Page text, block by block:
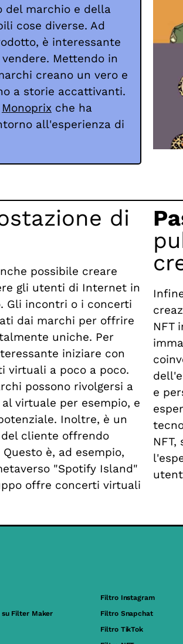
del marchio e della
cose diverse. Ad
è interessante
Mettendo in
creano un vero e
a storie accattivanti.
Monoprix che ha
all'esperienza di
di
possibile creare
gli utenti di Internet in
Gli incontri o i concerti
dai marchi per offrire
uniche. Per
iniziare con
virtuali a poco a poco.
possono rivolgersi a
virtuale per esempio, e
Inoltre, è un
cliente offrendo
è, ad esempio,
"Spotify Island"
offre concerti virtuali
NFT
e
su Filter Maker
Filtro Instagram
Filtro Snapchat
Filtro TikTok